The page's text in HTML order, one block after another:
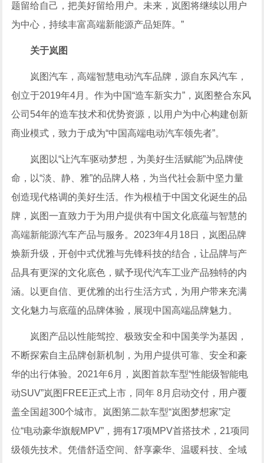
题留给自己，把美好留给用户。未来，岚图将继续以用户
为中心，持续丰富高端新能源产品矩阵。”
关于岚图
岚图汽车，高端智慧电动汽车品牌，源自东风汽车，
创立于2019年4月。作为中国“造车新实力”，岚图整合东风
公司54年的造车技术和优势资源，以用户为中心构建创新
商业模式，致力于成为“中国高端电动汽车领先者”。
岚图以“让汽车驱动梦想，为美好生活赋能”为品牌使
命，以“淡、静、雅”的品牌人格，为当代社会新中坚力量
创造现代格调的美好生活。作为根植于中国文化诞生的品
牌，岚图一直致力于为用户提供有中国文化底蕴与智慧的
高端新能源汽车产品与服务。2023年4月18日，岚图品牌
焕新升级，开创中式优雅与先锋科技的结合，让品牌与产
品具有更深的文化底色，赋予现代汽车工业产品独特的内
涵。以更自信、更优雅的出行生活方式，为用户带来充满
文化魅力与底蕴的品牌体验，展现中国高端品牌魅力。
岚图产品以性能驾控、极致安全和中国美学为基因，
不断探索自主品牌创新机制，为用户提供可靠、安全和豪
华的出行体验。2021年6月，岚图首款车型“性能级智能电
动SUV”岚图FREE正式上市，同年 8月启动交付，用户覆
盖全国超300个城市。岚图第二款车型“岚图梦想家”定
位“电动豪华旗舰MPV”，拥有17项MPV首搭技术，21项同
级领先技术。凭借舒适空间、舒享豪华、温暖科技、全域